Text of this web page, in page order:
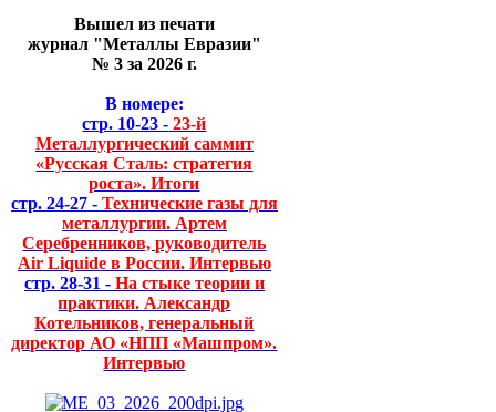
Вышел из печати
журнал "Металлы Евразии"
№ 3 за 2026 г.
В номере:
стр. 10-23 - 23-й
Металлургический саммит
«Русская Сталь: стратегия
роста». Итоги
стр. 24-27 - Технические газы для
металлургии. Артем
Серебренников, руководитель
Air Liquide в России. Интервью
стр. 28-31 - На стыке теории и
практики. Александр
Котельников, генеральный
директор АО «НПП «Машпром».
Интервью